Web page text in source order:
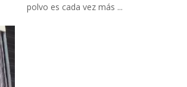
polvo es cada vez más ...